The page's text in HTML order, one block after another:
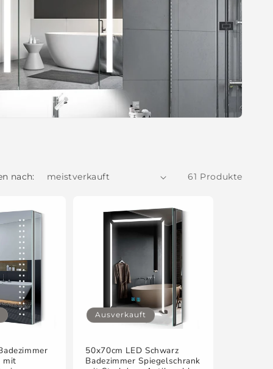
nach: 61 Produkte
mit
Ausverkauft
50x70cm LED Schwarz
Badezimmer Spiegelschrank